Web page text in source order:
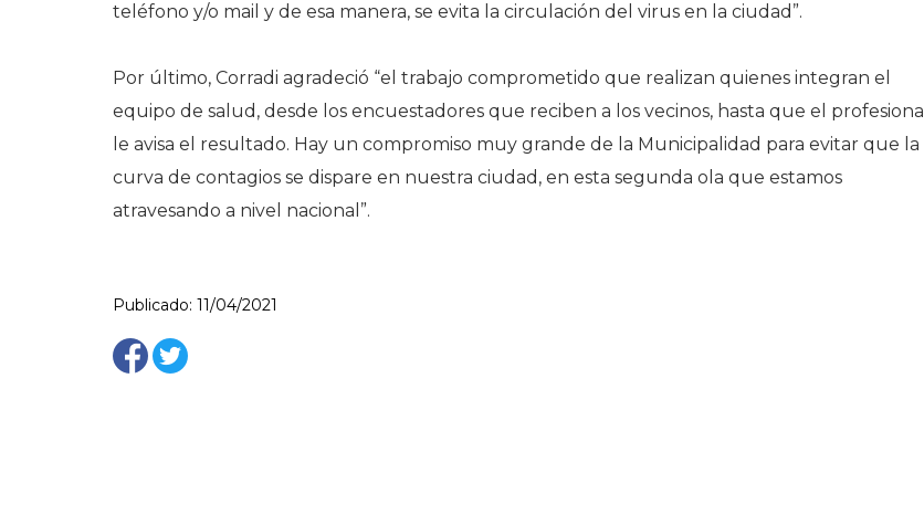
teléfono y/o mail y de esa manera, se evita la circulación del virus en la ciudad”.
Por último, Corradi agradeció “el trabajo comprometido que realizan quienes integran el
equipo de salud, desde los encuestadores que reciben a los vecinos, hasta que el profesional
le avisa el resultado. Hay un compromiso muy grande de la Municipalidad para evitar que la
curva de contagios se dispare en nuestra ciudad, en esta segunda ola que estamos
atravesando a nivel nacional”.
Publicado: 11/04/2021